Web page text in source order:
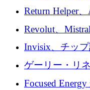
そしてベルリ
れを埋める
Return Helper
の返品を利益
ルを調達
Revolut、
Europe」キャ
Invisix、チッ
2,000 万ユー
ゲーリー・リ
事業を開始
Focused